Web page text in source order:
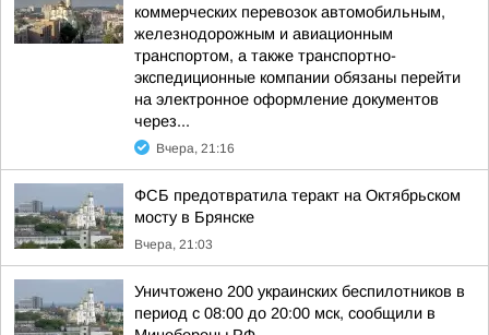
коммерческих перевозок автомобильным,
железнодорожным и авиационным
транспортом, а также транспортно-
экспедиционные компании обязаны перейти
на электронное оформление документов
через...
Вчера, 21:16
ФСБ предотвратила теракт на Октябрьском
мосту в Брянске
Вчера, 21:03
Уничтожено 200 украинских беспилотников в
период с 08:00 до 20:00 мск, сообщили в